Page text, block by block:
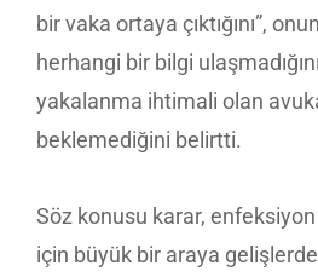
bir vaka ortaya çıktığını”,
herhangi bir bilgi
yakalanma ihtimali olan
beklemediğini belirtti.
Söz konusu karar, enfeksiyon
için büyük bir araya